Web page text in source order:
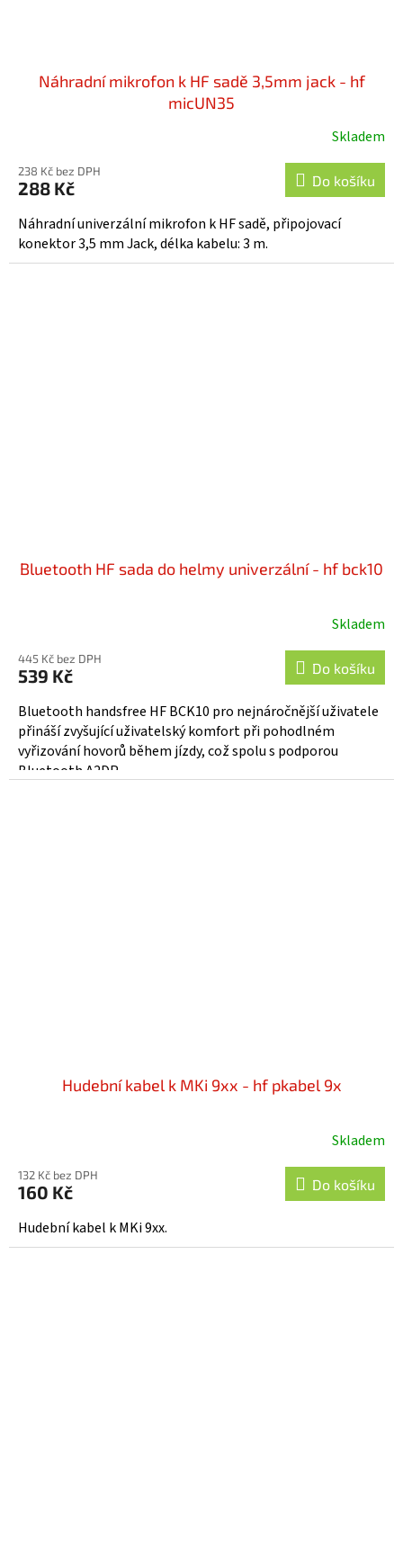
Náhradní mikrofon k HF sadě 3,5mm jack - hf
micUN35
Skladem
238 Kč bez DPH
288 Kč Do košíku
Náhradní univerzální mikrofon k HF sadě, připojovací
konektor 3,5 mm Jack, délka kabelu: 3 m.
Bluetooth HF sada do helmy univerzální - hf bck10
Skladem
445 Kč bez DPH
539 Kč Do košíku
Bluetooth handsfree HF BCK10 pro nejnáročnější uživatele
přináší zvyšující uživatelský komfort při pohodlném
vyřizování hovorů během jízdy, což spolu s podporou
Bluetooth A2DP...
Hudební kabel k MKi 9xx - hf pkabel 9x
Skladem
132 Kč bez DPH
160 Kč Do košíku
Hudební kabel k MKi 9xx.